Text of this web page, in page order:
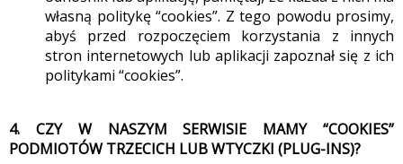
własną politykę “cookies”. Z tego powodu prosimy,
abyś przed rozpoczęciem korzystania z innych
stron internetowych lub aplikacji zapoznał się z ich
politykami “cookies”.
4. CZY W NASZYM SERWISIE MAMY “COOKIES”
PODMIOTÓW TRZECICH LUB WTYCZKI (PLUG-INS)?